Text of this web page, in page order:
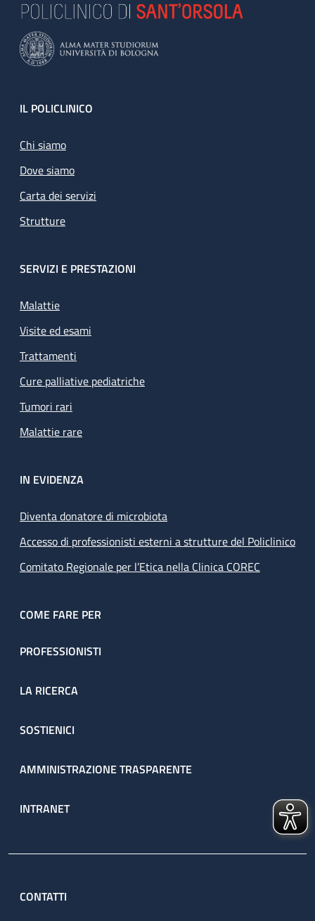
Footer
IL POLICLINICO
Chi siamo
Dove siamo
Carta dei servizi
Strutture
SERVIZI E PRESTAZIONI
Malattie
Visite ed esami
Trattamenti
Cure palliative pediatriche
Tumori rari
Malattie rare
IN EVIDENZA
Diventa donatore di microbiota
Accesso di professionisti esterni a strutture del Policlinico
Comitato Regionale per l’Etica nella Clinica COREC
COME FARE PER
PROFESSIONISTI
LA RICERCA
SOSTIENICI
AMMINISTRAZIONE TRASPARENTE
INTRANET
CONTATTI